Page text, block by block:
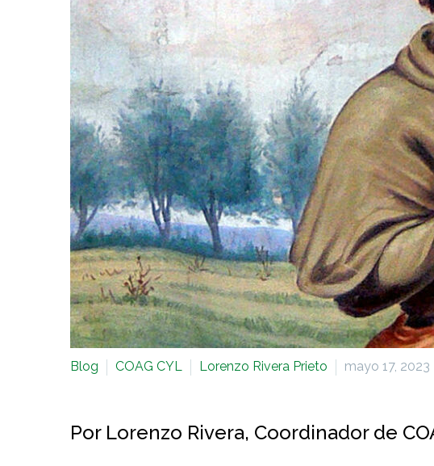
Blog COAG CYL Lorenzo Rivera Prieto mayo 17, 2023
Por Lorenzo Rivera, Coordinador de